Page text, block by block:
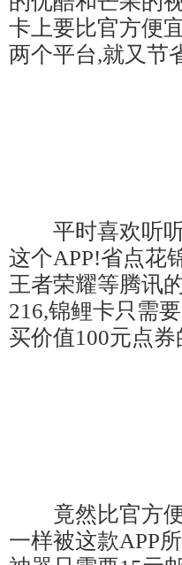
卡上要比官方便
两个平台,就又节
平时喜欢听听
这个APP!省点花
王者荣耀等腾讯
216,锦鲤卡只需
买价值100元点
竟然比官方便
一样被这款APP